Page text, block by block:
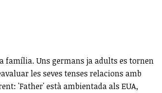
família. Uns germans ja adults es tornen
les seves tenses relacions amb
'Father' està ambientada als EUA,